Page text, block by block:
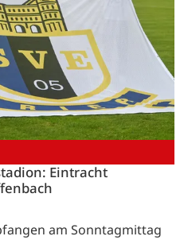
Eintracht
am Sonntagmittag